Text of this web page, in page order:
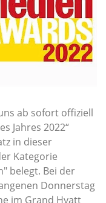
ab sofort offiziell
Jahres 2022“
in dieser
Kategorie
belegt. Bei der
Donnerstag
im Grand Hyatt